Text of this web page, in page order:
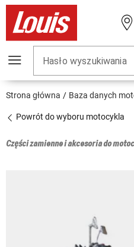
Hasło wyszukiwania
Strona główna Baza danych
Powrót do wyboru motocykla
Części zamienne i akcesoria do